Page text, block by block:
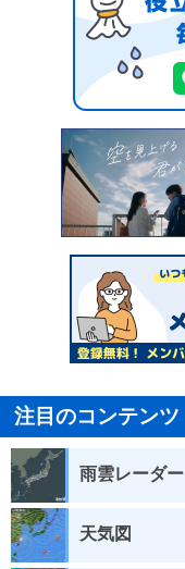
注目のコンテンツ
雨雲レーダー
天気図